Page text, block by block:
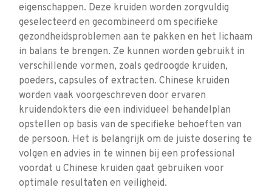
eigenschappen. Deze kruiden worden zorgvuldig
geselecteerd en gecombineerd om specifieke
gezondheidsproblemen aan te pakken en het lichaam
in balans te brengen. Ze kunnen worden gebruikt in
verschillende vormen, zoals gedroogde kruiden,
poeders, capsules of extracten. Chinese kruiden
worden vaak voorgeschreven door ervaren
kruidendokters die een individueel behandelplan
opstellen op basis van de specifieke behoeften van
de persoon. Het is belangrijk om de juiste dosering te
volgen en advies in te winnen bij een professional
voordat u Chinese kruiden gaat gebruiken voor
optimale resultaten en veiligheid.